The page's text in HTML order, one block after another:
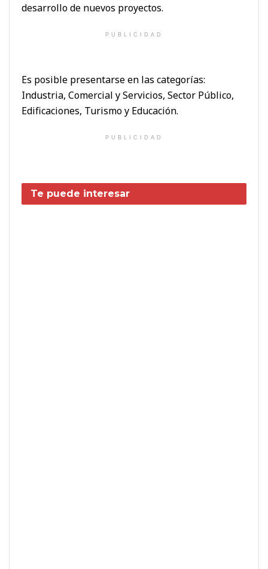
desarrollo de nuevos proyectos.
PUBLICIDAD
Es posible presentarse en las categorías:
Industria, Comercial y Servicios, Sector Público,
Edificaciones, Turismo y Educación.
PUBLICIDAD
Te puede interesar